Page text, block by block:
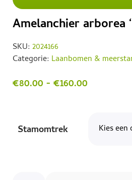
Amelanchier arborea
SKU: 2024166
Categorie: Laanbomen &
€80.00 - €160.00
Stamomtrek